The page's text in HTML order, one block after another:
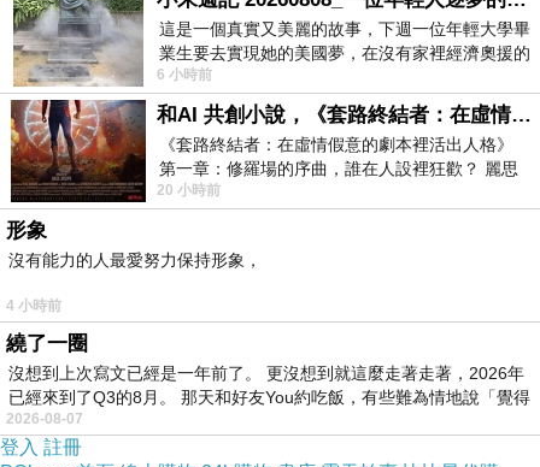
圖片來源： Arase‏ @amz_ars
這位想像力很豐富的網友說，拍糊的照片好像揮
出右鉤拳的柴犬，還順手用線條畫出輪廓，引起
眾多創作者躍躍欲試，「右鉤拳柴犬」也跟著忽
然爆紅。
這是一個真實又美麗的故事，下週一位年輕大學畢
業生要去實現她的美國夢，在沒有家裡經濟奧援的
情況下，靠著自我努力工作累積出國基
6 小時前
和AI 共創小說，《套路終結者：在虛情假意的劇本裡活出人格》
《套路終結者：在虛情假意的劇本裡活出人格》
第一章：修羅場的序曲，誰在人設裡狂歡？ 麗思
卡爾頓酒店的總統套房內，燈光昏
20 小時前
形象
沒有能力的人最愛努力保持形象，
4 小時前
繞了一圈
沒想到上次寫文已經是一年前了。 更沒想到就這麼走著走著，2026年
已經來到了Q3的8月。 那天和好友You約吃飯，有些難為情地說「覺得
2026-08-07
登入 註冊